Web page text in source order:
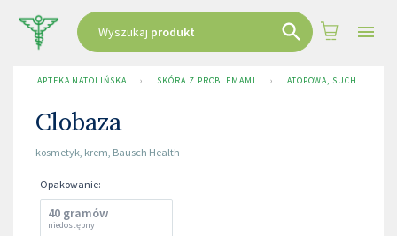
Wyszukaj produkt
APTEKA NATOLIŃSKA › SKÓRA Z PROBLEMAMI › ATOPOWA, SUCHA,
Clobaza
kosmetyk, krem, Bausch Health
Opakowanie:
40 gramów
niedostępny